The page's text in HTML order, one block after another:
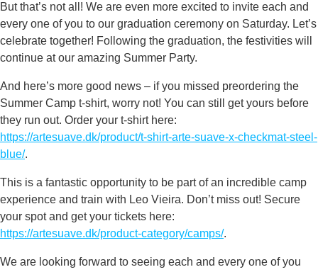
But that’s not all! We are even more excited to invite each and
every one of you to our graduation ceremony on Saturday. Let’s
celebrate together! Following the graduation, the festivities will
continue at our amazing Summer Party.
And here’s more good news – if you missed preordering the
Summer Camp t-shirt, worry not! You can still get yours before
they run out. Order your t-shirt here:
https://artesuave.dk/product/t-shirt-arte-suave-x-checkmat-steel-
blue/.
This is a fantastic opportunity to be part of an incredible camp
experience and train with Leo Vieira. Don’t miss out! Secure
your spot and get your tickets here:
https://artesuave.dk/product-category/camps/.
We are looking forward to seeing each and every one of you